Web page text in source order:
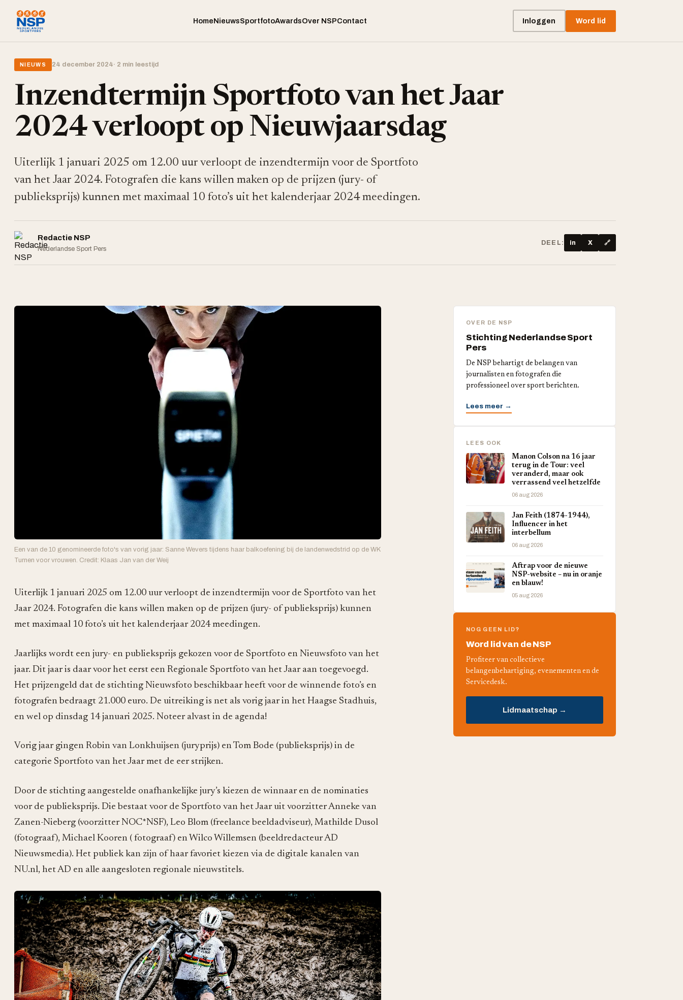
HomeNieuwsSportfotoAwardsOver NSPContact Inloggen Word lid
NIEUWS 24 december 2024· 2 min leestijd
Inzendtermijn Sportfoto van het Jaar
2024 verloopt op Nieuwjaarsdag
Uiterlijk 1 januari 2025 om 12.00 uur verloopt de inzendtermijn voor de Sportfoto
van het Jaar 2024. Fotografen die kans willen maken op de prijzen (jury- of
publieksprijs) kunnen met maximaal 10 foto’s uit het kalenderjaar 2024 meedingen.
Redactie NSP
Nederlandse Sport Pers
DEEL: in X 🔗
Een van de 10 genomineerde foto's van vorig jaar: Sanne Wevers tijdens haar balkoefening bij de landenwedstrid op de WK
Turnen voor vrouwen. Credit: Klaas Jan van der Weij
Uiterlijk 1 januari 2025 om 12.00 uur verloopt de inzendtermijn voor de Sportfoto van het
Jaar 2024. Fotografen die kans willen maken op de prijzen (jury- of publieksprijs) kunnen
met maximaal 10 foto’s uit het kalenderjaar 2024 meedingen.
Jaarlijks wordt een jury- en publieksprijs gekozen voor de Sportfoto en Nieuwsfoto van het
jaar. Dit jaar is daar voor het eerst een Regionale Sportfoto van het Jaar aan toegevoegd.
Het prijzengeld dat de stichting Nieuwsfoto beschikbaar heeft voor de winnende foto’s en
fotografen bedraagt 21.000 euro. De uitreiking is net als vorig jaar in het Haagse Stadhuis,
en wel op dinsdag 14 januari 2025. Noteer alvast in de agenda!
Vorig jaar gingen Robin van Lonkhuijsen (juryprijs) en Tom Bode (publieksprijs) in de
categorie Sportfoto van het Jaar met de eer strijken.
Door de stichting aangestelde onafhankelijke jury’s kiezen de winnaar en de nominaties
voor de publieksprijs. Die bestaat voor de Sportfoto van het Jaar uit voorzitter Anneke van
Zanen-Nieberg (voorzitter NOC*NSF), Leo Blom (freelance beeldadviseur), Mathilde Dusol
(fotograaf), Michael Kooren ( fotograaf) en Wilco Willemsen (beeldredacteur AD
Nieuwsmedia). Het publiek kan zijn of haar favoriet kiezen via de digitale kanalen van
NU.nl, het AD en alle aangesloten regionale nieuwstitels.
OVER DE NSP
Stichting Nederlandse Sport
Pers
De NSP behartigt de belangen van
journalisten en fotografen die
professioneel over sport berichten.
Lees meer →
LEES OOK
Manon Colson na 16 jaar
terug in de Tour: veel
veranderd, maar ook
verrassend veel hetzelfde
06 aug 2026
Jan Feith (1874-1944),
Influencer in het
interbellum
06 aug 2026
Aftrap voor de nieuwe
NSP-website – nu in oranje
en blauw!
05 aug 2026
NOG GEEN LID?
Word lid van de NSP
Profiteer van collectieve
belangenbehartiging, evenementen en de
Servicedesk.
Lidmaatschap →